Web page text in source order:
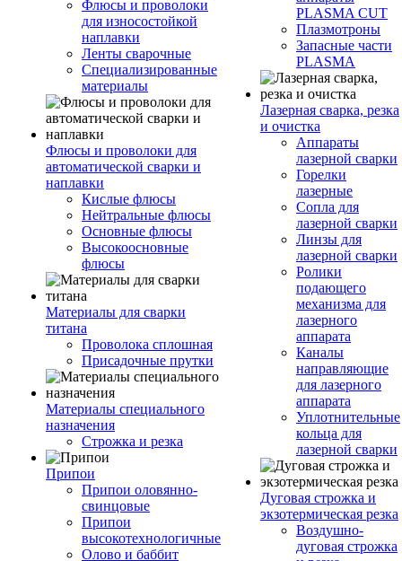
Флюсы и проволоки
для износостойкой
наплавки
Ленты сварочные
Специализированные
материалы
Флюсы и проволоки для
автоматической сварки и
наплавки
Кислые флюсы
Нейтральные флюсы
Основные флюсы
Высокоосновные
флюсы
Материалы для сварки
титана
Проволока сплошная
Присадочные прутки
Материалы специального
назначения
Строжка и резка
Припои
Припои оловянно-
свинцовые
Припои
высокотехнологичные
Олово и баббит
PLASMA CUT
Плазмотроны
Запасные части
PLASMA
Лазерная сварка, резка
и очистка
Аппараты
лазерной сварки
Горелки
лазерные
Сопла для
лазерной сварки
Линзы для
лазерной сварки
Ролики
подающего
механизма для
лазерного
аппарата
Каналы
направляющие
для лазерного
аппарата
Уплотнительные
кольца для
лазерной сварки
Дуговая строжка и
экзотермическая резка
Воздушно-
дуговая строжка